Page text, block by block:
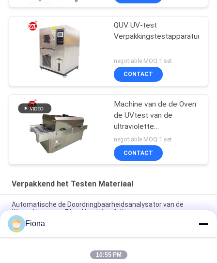
QUV UV-test
Verpakkingstestapparatuur
negotiable MOQ:1 set
CONTACT
Machine van de de Oven
de UVtest van de
ultraviolette
Stralingssterilisatie voor
Gezichtsmaskers,
UVsterilisatormachine
negotiable MOQ:1 set
CONTACT
Verpakkend het Testen Materiaal
Automatische de Doordringbaarheidsanalysator van de
Waterdamp voor Film, Aluminiumfolie
Van de het Golfkartondoos van ASTM D642 van de de
Verbrijzelingscompressie het Bestand Meetapparaat
ISO3036 het analoge Typekarton doordringt
Fiona
10:55 PM